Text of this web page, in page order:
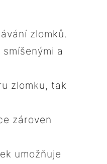
zlomků.
a
zlomku, tak
zároven
umožňuje